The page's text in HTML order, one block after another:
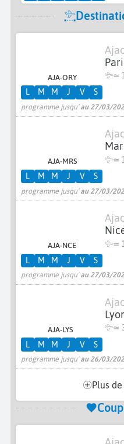
AJA-ORY ≃
programme jusqu'au 27/03/
L M M J V S
AJA-MRS ≃
programme jusqu'au 27/03/
L M M J V S
AJA-NCE ≃
programme jusqu'au 27/03/
L M M J V S
AJA-LYS ≃
programme jusqu'au 26/03/
L M M J V S
Plus